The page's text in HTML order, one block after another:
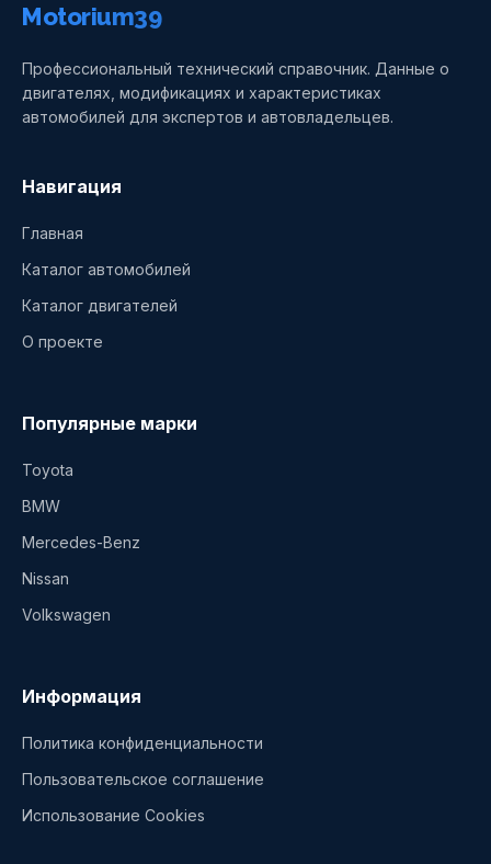
Motorium39
Профессиональный технический справочник. Данные о
двигателях, модификациях и характеристиках
автомобилей для экспертов и автовладельцев.
Навигация
Главная
Каталог автомобилей
Каталог двигателей
О проекте
Популярные марки
Toyota
BMW
Mercedes-Benz
Nissan
Volkswagen
Информация
Политика конфиденциальности
Пользовательское соглашение
Использование Cookies